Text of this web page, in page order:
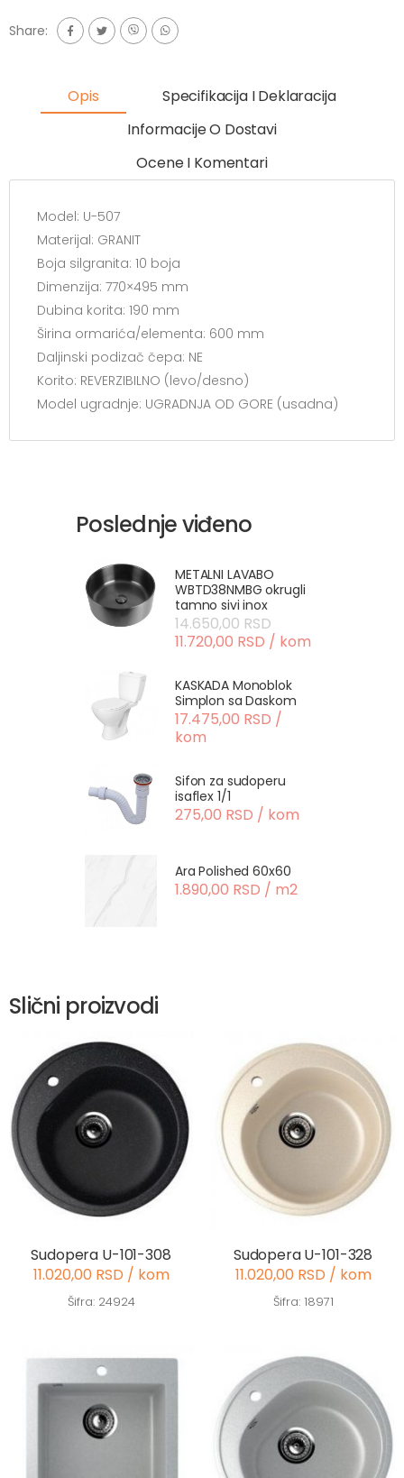
Share:
Opis
Specifikacija I Deklaracija
Informacije O Dostavi
Ocene I Komentari
Model: U-507
Materijal: GRANIT
Boja silgranita: 10 boja
Dimenzija: 770×495 mm
Dubina korita: 190 mm
Širina ormarića/elementa: 600 mm
Daljinski podizač čepa: NE
Korito: REVERZIBILNO (levo/desno)
Model ugradnje: UGRADNJA OD GORE (usadna)
Poslednje viđeno
METALNI LAVABO
WBTD38NMBG okrugli
tamno sivi inox
14.650,00 RSD
11.720,00 RSD / kom
KASKADA Monoblok
Simplon sa Daskom
17.475,00 RSD /
kom
Sifon za sudoperu
isaflex 1/1
275,00 RSD / kom
Ara Polished 60x60
1.890,00 RSD / m2
Slični proizvodi
Sudopera U-101-308
11.020,00 RSD / kom
Šifra: 24924
Sudopera U-101-328
11.020,00 RSD / kom
Šifra: 18971